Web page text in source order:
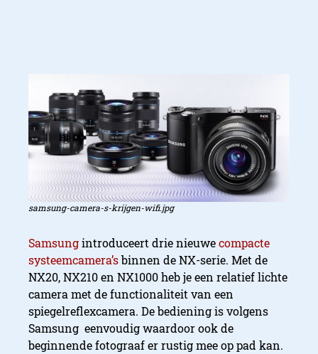
samsung-camera-s-krijgen-wifi.jpg
Samsungintroduceert drie nieuwecompacte
systeemcamera’sbinnen de NX-serie. Met de
NX20, NX210 en NX1000 heb je een relatief lichte
camera met de functionaliteit van een
spiegelreflexcamera. De bediening is volgens
Samsung eenvoudig waardoor ook de
beginnende fotograaf er rustig mee op pad kan.